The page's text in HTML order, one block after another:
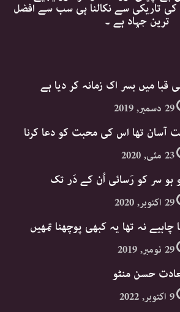
تاریکی سے نکالنا ہی سب سے افضل
ترین جہاد ہے ۔
قبا میں بسر اک زمانہ کر دیا ہے
29 دسمبر, 2019
آسان تھا اس کی محبت کو دعا کرنا
23 مئی, 2020
ہو سر کو رَسائی اُن کے دَر تک
29 اکتوبر, 2020
چاہیے نہ تھا یہ کبھی پوچھنا تمھیں
29 نومبر, 2019
حسن منٹو
9 اکتوبر, 2022